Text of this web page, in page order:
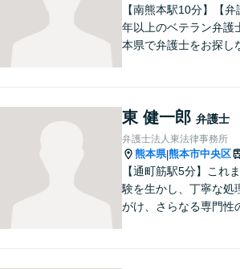
【南熊本駅10分】【
年以上のベテラン弁護
本県で弁護士をお探し
ています。皆様にとっ
のパートナーとなれる
精一杯取り組ませてい
ます。
東 健一郎 弁護士
弁護士法人東法律事務所
熊本県|熊本市中央区
【通町筋駅5分】これ
験を生かし、丁寧な処
がけ、さらなる専門性